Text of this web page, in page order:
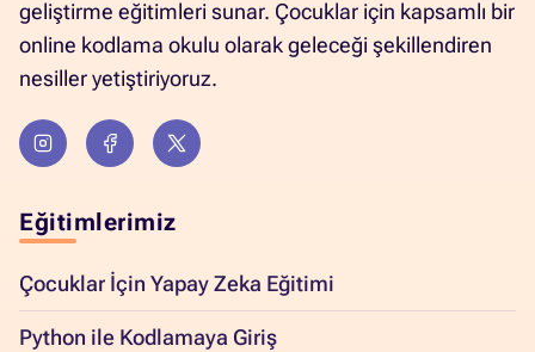
geliştirme eğitimleri sunar. Çocuklar için kapsamlı bir
online kodlama okulu olarak geleceği şekillendiren
nesiller yetiştiriyoruz.
Eğitimlerimiz
Çocuklar İçin Yapay Zeka Eğitimi
Python ile Kodlamaya Giriş